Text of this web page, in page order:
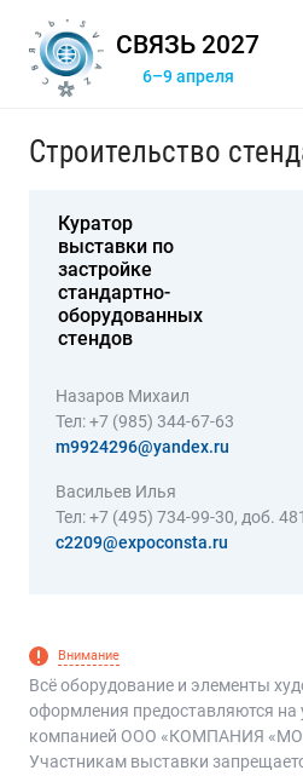
СВЯЗЬ 2027
6–9 апреля
Строительство
Куратор
выставки по
застройке
стандартно-
оборудованных
стендов
Назаров Михаил
Тел: +7 (985) 344-67-63
m9924296@yandex.ru
Васильев Илья
Тел: +7 (495) 734-99-30, доб. 481
c2209@expoconsta.ru
Внимание
Всё оборудование и элементы
оформления предоставляются на
компанией ООО «КОМПАНИЯ
Участникам выставки